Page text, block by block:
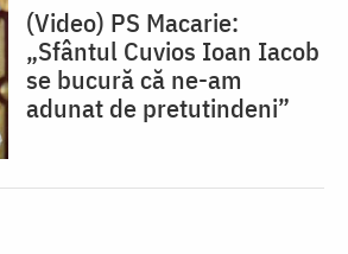
(Video) PS Macarie:
„Sfântul Cuvios Ioan Iacob
se bucură că ne-am
adunat de pretutindeni”